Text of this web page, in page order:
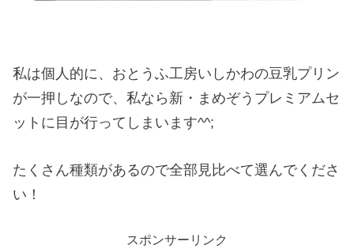
私は個人的に、おとうふ工房いしかわの豆乳プリン
が一押しなので、私なら新・まめぞうプレミアムセ
ットに目が行ってしまいます^^;
たくさん種類があるので全部見比べて選んでくださ
い！
スポンサーリンク